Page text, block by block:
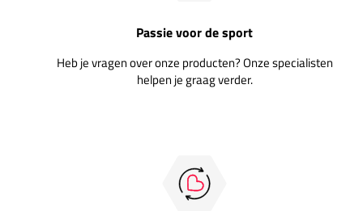
Passie voor de sport
Heb je vragen over onze producten? Onze specialisten
helpen je graag verder.